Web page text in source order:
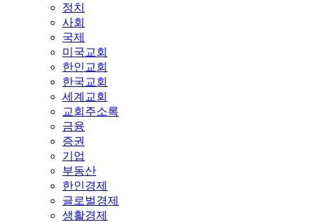
정치
사회
국제
미국교회
한인교회
한국교회
세계교회
교회주소록
금융
증권
기업
부동산
한인경제
글로벌경제
생활경제